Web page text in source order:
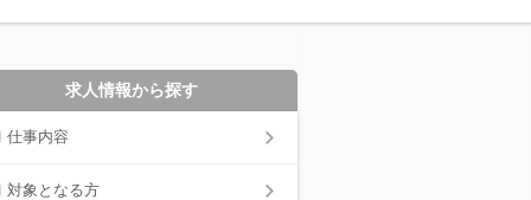
求人情報から探す
仕事内容
対象となる方